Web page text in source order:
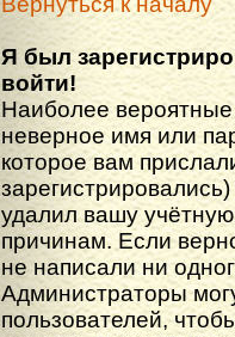
Я был
войти!
Наиболее
неверное имя или
которое вам
удалил вашу
причинам. Если
не написали ни
Администраторы
пользователей,